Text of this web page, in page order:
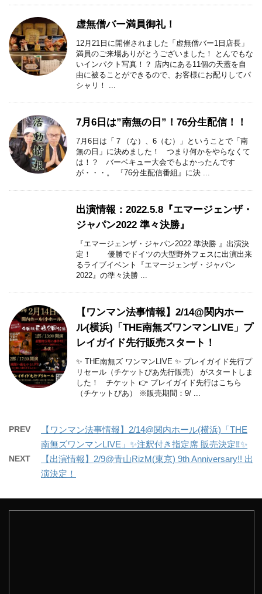
虚無僧バー満員御礼！
12月21日に開催されました「虚無僧バー1日店長」
満員のご来場ありがとうございました！ とんでもな
いインパクト写真！？ 店内にある11個の天蓋を自
由に被ることができるので、お客様にお配りしてパ
シャリ！ ...
7月6日は”南無の日”！76分生配信！！
7月6日は「７（な）、6（む）」ということで「南
無の日」に決めました！ つまり何かをやらなくて
は！？ バーベキュー大会でもよかったんです
が・・・。 『76分生配信番組』に決 ...
出演情報：2022.5.8『エマージェンザ・
ジャパン2022 準々決勝』
『エマージェンザ・ジャパン2022 準決勝 』出演決
定！ 優勝でドイツの大型野外フェスに出演出来
るライブイベント『エマージェンザ・ジャパン
2022』の準々決勝 ...
【ワンマン法事情報】2/14@関内ホー
ル(横浜)「THE南無ズワンマンLIVE」プ
レイガイド先行販売スタート！
✨ THE南無ズ ワンマンLIVE ✨ プレイガイド先行プ
リセール（チケットぴあ先行販売） がスタートしま
した！ チケット 👉 プレイガイド先行はこちら
（チケットぴあ） ※販売期間：9/ ...
PREV
【ワンマン法事情報】2/14@関内ホール(横浜)「THE
南無ズワンマンLIVE」✨注釈付き指定席 販売決定‼︎✨
NEXT
【出演情報】2/9@青山RizM(東京) 9th Anniversary!! 出
演決定！